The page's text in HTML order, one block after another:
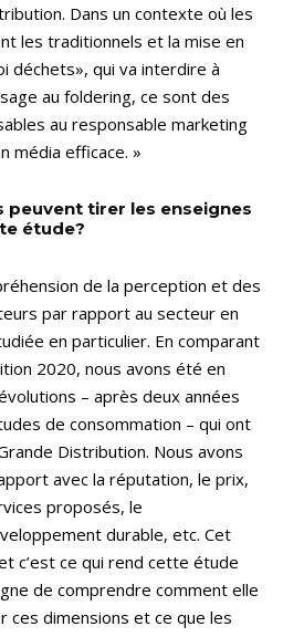
Dans un contexte où les
les traditionnels et la mise en
déchets», qui va interdire à
au foldering, ce sont des
au responsable marketing
média efficace. »
peuvent tirer les enseignes
étude?
de la perception et des
par rapport au secteur en
en particulier. En comparant
2020, nous avons été en
– après deux années
de consommation – qui ont
Distribution. Nous avons
avec la réputation, le prix,
proposés, le
durable, etc. Cet
c’est ce qui rend cette étude
de comprendre comment elle
ces dimensions et ce que les